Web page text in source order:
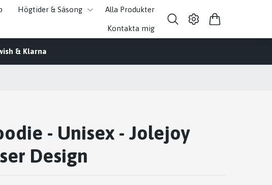
Högtider & Säsong Alla Produkter
Kontakta mig
& Klarna
- Unisex - Jolejoy
Design